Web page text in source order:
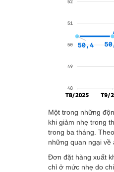
Một trong những
khi giảm nhẹ trong
trong ba tháng.
những quan ngại về
Đơn đặt hàng xuất
chỉ ở mức nhẹ do